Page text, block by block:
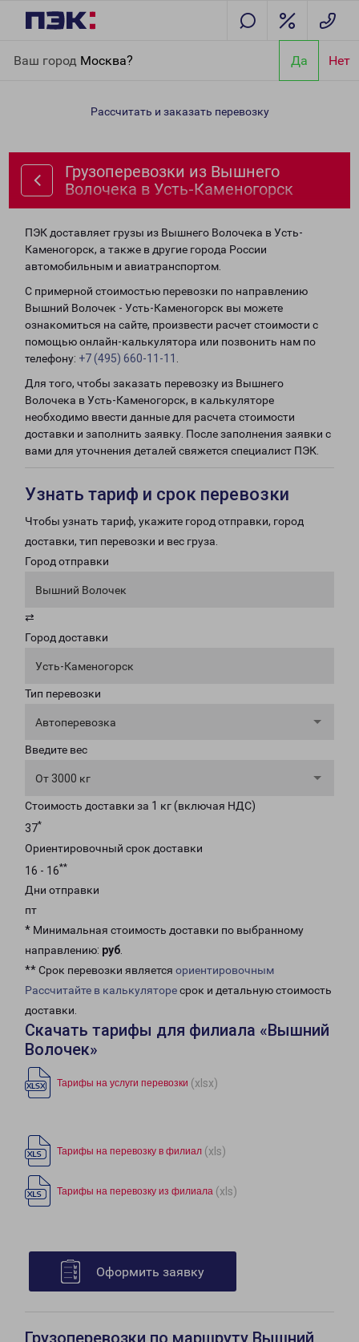
Ваш город Москва? Да Нет
в Усть-Каменогорск
Рассчитать и заказать перевозку
Грузоперевозки из Вышнего
Волочека в Усть-Каменогорск
ПЭК доставляет грузы из Вышнего Волочека в Усть-
Каменогорск, а также в другие города России
автомобильным и авиатранспортом.
С примерной стоимостью перевозки по направлению
Вышний Волочек - Усть-Каменогорск вы можете
ознакомиться на сайте, произвести расчет стоимости с
помощью онлайн-калькулятора или позвонить нам по
телефону: +7 (495) 660-11-11
Для того, чтобы заказать перевозку из Вышнего
Волочека в Усть-Каменогорск, в калькуляторе
необходимо ввести данные для расчета стоимости
доставки и заполнить заявку. После заполнения заявки с
вами для уточнения деталей свяжется специалист ПЭК.
Узнать тариф и срок перевозки
Чтобы узнать тариф, укажите город отправки, город
доставки, тип перевозки и вес груза.
Город отправки
Вышний Волочек
⇄
Город доставки
Усть-Каменогорск
Тип перевозки
Автоперевозка
Введите вес
От 3000 кг
Стоимость доставки за 1 кг (включая НДС)
37*
Ориентировочный срок доставки
16 - 16**
Дни отправки
пт
* Минимальная стоимость доставки по выбранному
направлению: руб.
** Срок перевозки является ориентировочным
Рассчитайте в калькуляторесрок и детальную стоимость
доставки.
Скачать тарифы для филиала «Вышний
Волочек»
Тарифы на услуги перевозки (xlsx)
Тарифы на перевозку в филиал (xls)
Тарифы на перевозку из филиала (xls)
Оформить заявку